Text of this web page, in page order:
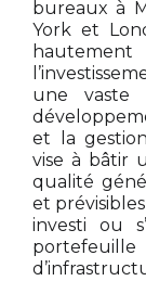
bureaux à
York et
une vaste
et la
vise à bâtir
qualité
et
investi ou